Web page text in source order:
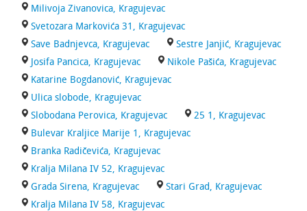
Milivoja Zivanovica, Kragujevac
Svetozara Markovića 31, Kragujevac
Save Badnjevca, Kragujevac
Sestre Janjić, Kragujevac
Josifa Pancica, Kragujevac
Nikole Pašića, Kragujevac
Katarine Bogdanović, Kragujevac
Ulica slobode, Kragujevac
Slobodana Perovica, Kragujevac
25 1, Kragujevac
Bulevar Kraljice Marije 1, Kragujevac
Branka Radičevića, Kragujevac
Kralja Milana IV 52, Kragujevac
Grada Sirena, Kragujevac
Stari Grad, Kragujevac
Kralja Milana IV 58, Kragujevac